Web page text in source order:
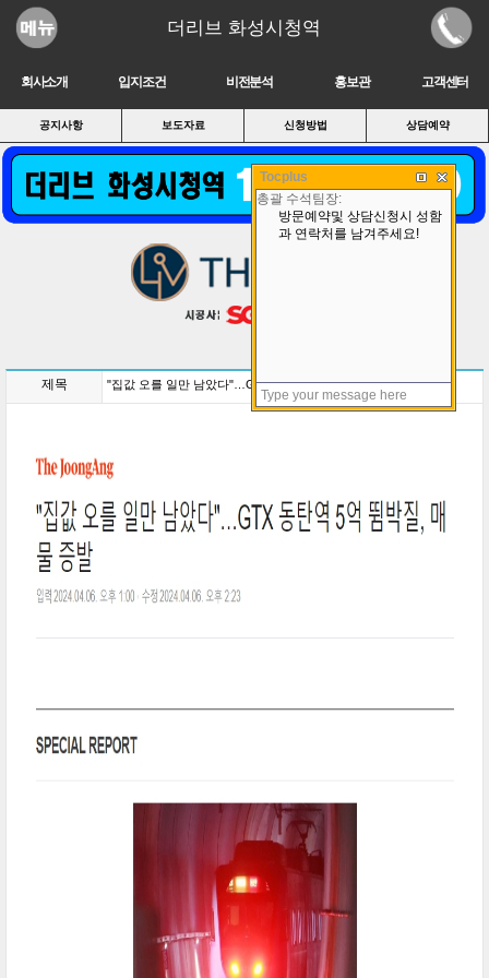
더리브 화성시청역
회사소개 입지조건 비전분석 홍보관 고객센터
공지사항 보도자료 신청방법 상담예약
제목 "집값 오를 일만 남았다"…GTX 동탄역 5억 뜀박질, 매물 증발
Tocplus